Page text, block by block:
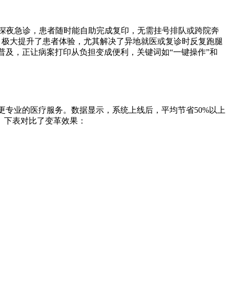
急诊，患者随时能自助完成复印，无需挂号排队或跨院奔
大提升了患者体验，尤其解决了异地就医或复诊时反复跑腿
，正让病案打印从负担变成便利，关键词如“一键操作”和
业的医疗服务。数据显示，系统上线后，平均节省50%以上
表对比了变革效果：